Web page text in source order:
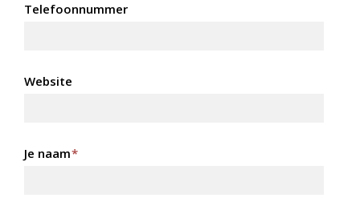
Telefoonnummer
Website
Je naam*